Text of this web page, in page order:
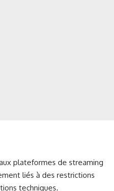
plateformes de streaming
liés à des restrictions
techniques.